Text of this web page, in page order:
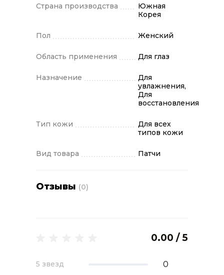
Страна производства
Южная
Корея
Пол Женский
Область применения Для глаз
Назначение
Для
увлажнения,
Для
восстановления
Тип кожи
Для всех
типов кожи
Вид товара Патчи
Отзывы (0)
0.00 / 5
5 звезд 0